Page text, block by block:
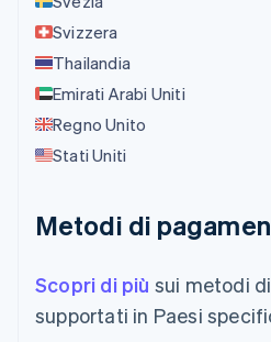
Svizzera
Thailandia
Emirati Arabi Uniti
Regno Unito
Stati Uniti
Metodi di
Scopri di più sui metodi
supportati in Paesi